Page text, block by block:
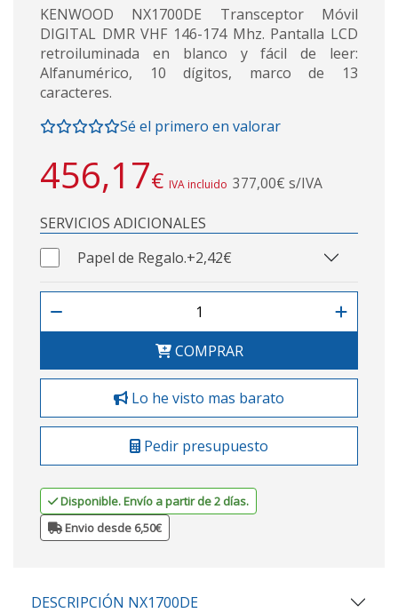
KENWOOD NX1700DE Transceptor Móvil
DIGITAL DMR VHF 146-174 Mhz. Pantalla LCD
retroiluminada en blanco y fácil de leer:
Alfanumérico, 10 dígitos, marco de 13
caracteres.
Sé el primero en valorar
456,17€ IVA incluido 377,00€ s/IVA
SERVICIOS ADICIONALES
Papel de Regalo.+2,42€
COMPRAR
Lo he visto mas barato
Pedir presupuesto
Disponible. Envío a partir de 2 días.
Envio desde 6,50€
DESCRIPCIÓN NX1700DE